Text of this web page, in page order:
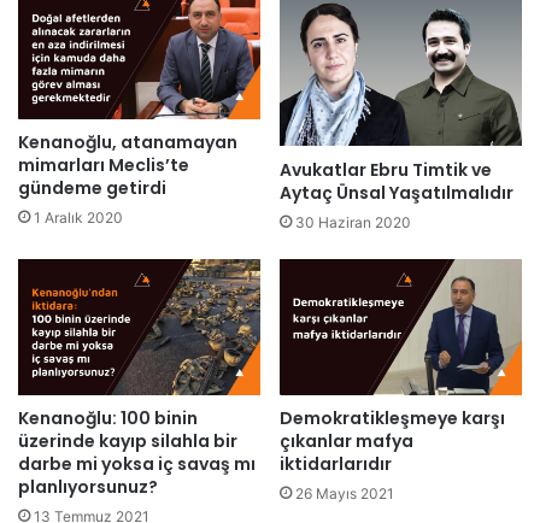
Kenanoğlu, atanamayan
mimarları Meclis’te
gündeme getirdi
1 Aralık 2020
Avukatlar Ebru Timtik ve
Aytaç Ünsal Yaşatılmalıdır
30 Haziran 2020
Kenanoğlu: 100 binin
üzerinde kayıp silahla bir
darbe mi yoksa iç savaş mı
planlıyorsunuz?
13 Temmuz 2021
Demokratikleşmeye karşı
çıkanlar mafya
iktidarlarıdır
26 Mayıs 2021